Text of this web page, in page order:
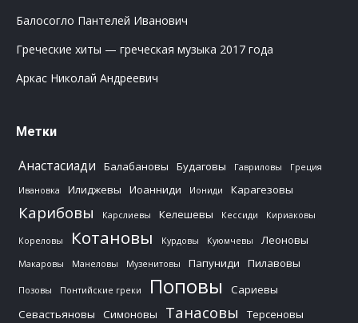
Балосогло Пантелей Иванович
Греческие хиты — греческая музыка 2017 года
Аркас Николай Андреевич
Метки
Анастасиади Балабановы Будаговы Гавриловы Греция
Ивановка Илиджевы Иоанниди Иониди Карагезовы
Карибовы Карслиевы Келешевы Кессиди Кириаковы
Кореловы Котановы Курдовы Куюмчевы Леоновы
Макаровы Манеловы Музенитовы Папуниди Пилавовы
Позовы Понтийские греки Поповы
Сариевы
Севастьяновы
Симоновы Танасовы Терсеновы